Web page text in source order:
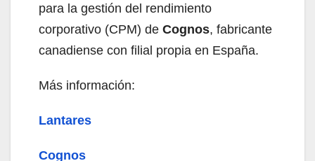
para la gestión del rendimiento
corporativo (CPM) de Cognos, fabricante
canadiense con filial propia en España.
Más información:
Lantares
Cognos